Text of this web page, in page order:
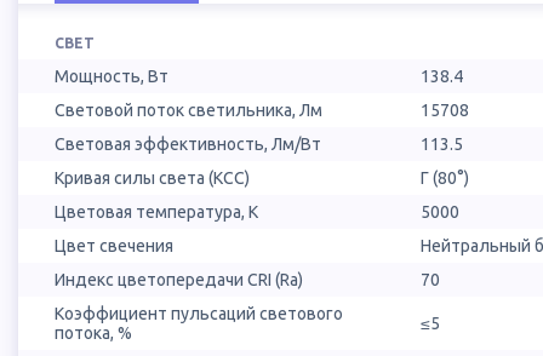
СВЕТ
Мощность, Вт
138.4
Световой поток светильника, Лм
15708
Световая эффективность, Лм/Вт
113.5
Кривая силы света (КСС)
Г (80°)
Цветовая температура, К
5000
Цвет свечения
Нейтральный
Индекс цветопередачи CRI (Ra)
70
Коэффициент пульсаций светового
потока, %
≤5